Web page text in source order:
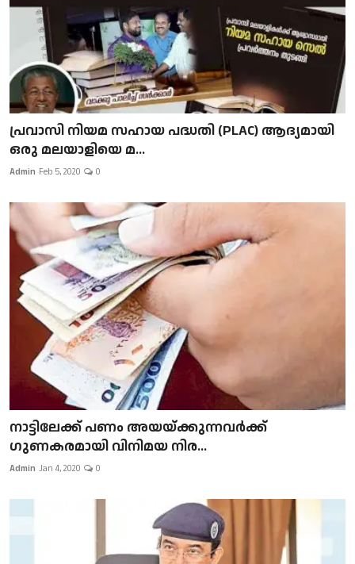
പ്രവാസി നിയമ സഹായ പദ്ധതി (PLAC) ആദ്യമായി
ഒരു മലയാളിയെ മ...
Admin Feb 5, 2020 0
നാട്ടിലേക്ക് പണം അയയ്ക്കുന്നവർക്ക്
ഗുണകരമായി വിനിമയ നിര...
Admin Jan 4, 2020 0